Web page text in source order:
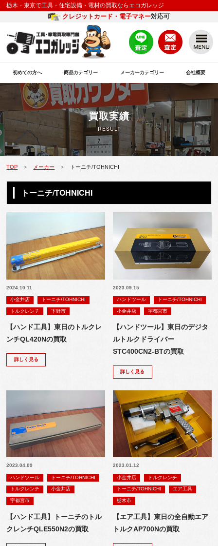
栃木・東京で工具・住宅設備・電材の買取ならエコガレッジ
クレジットカード・電子マネー対応可
初めての方へ 商品カテゴリー メーカーカテゴリー 会社概要
買取実績
RESULT
TOP > メーカー > トーニチ/TOHNICHI
トーニチ/TOHNICHI
2024.10.11
小金井店 トーニチ/TOHNICHI
トルクレンチ 下野市
【ハンド工具】東日のトルクレ
ンチQL420Nの買取
詳しく見る
2023.09.15
ハンドツール トーニチ/TOHNICHI
小金井店 宇都宮市
【ハンドツール】東日のデジタ
ルトルクドライバー
STC400CN2-BTの買取
詳しく見る
2023.04.09
ハンドツール トーニチ/TOHNICHI
トルクレンチ 小金井店
宇都宮市
【ハンド工具】トーニチのトル
クレンチQLE550N2の買取
2023.01.12
小金井店 トルクレンチ
トーニチ/TOHNICHI エア工具
栃木市
【エア工具】東日の全自動エア
トルクAP700Nの買取